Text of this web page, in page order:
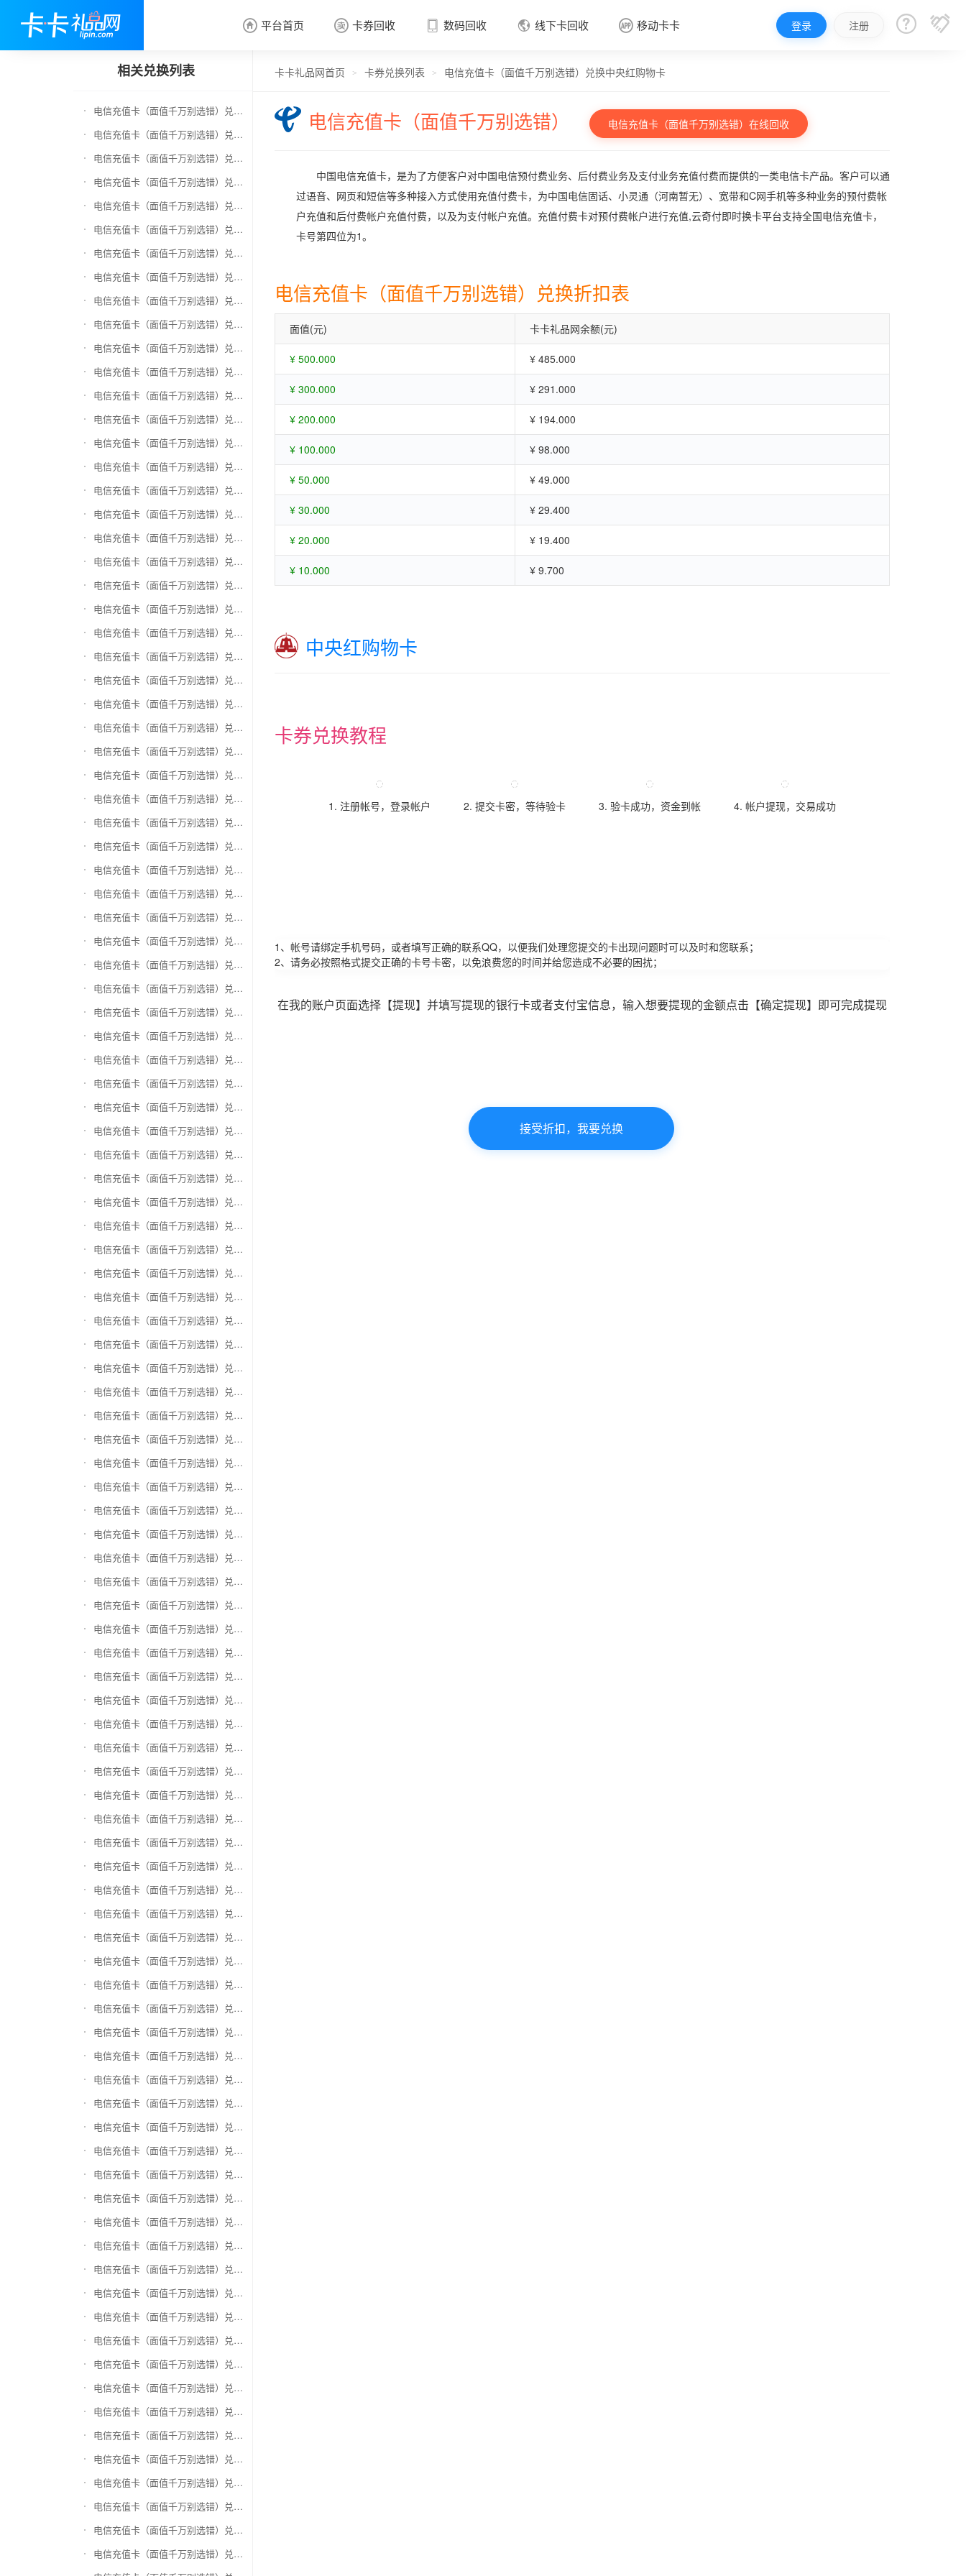
 平台首页  卡券回收
 卡券回收
 数码回收  线下卡回收  移动卡卡 登录 注册  
相关兑换列表
电信充值卡（面值千万别选错）兑换京东E卡
电信充值卡（面值千万别选错）兑换中石化加油卡
电信充值卡（面值千万别选错）兑换移动充值卡（面值千万别选错）
电信充值卡（面值千万别选错）兑换联通充值卡（面值千万别选错）
电信充值卡（面值千万别选错）兑换京东钢镚
电信充值卡（面值千万别选错）兑换中石化加油卡无卡号（面值千万别选错）
电信充值卡（面值千万别选错）兑换中石油全国充值卡
电信充值卡（面值千万别选错）兑换京东领货码
电信充值卡（面值千万别选错）兑换京东超市卡
电信充值卡（面值千万别选错）兑换苏宁易购礼品卡
电信充值卡（面值千万别选错）兑换骏网一卡通
电信充值卡（面值千万别选错）兑换骏网乐充
电信充值卡（面值千万别选错）兑换汇元智付卡
电信充值卡（面值千万别选错）兑换携程任我行
电信充值卡（面值千万别选错）兑换中欣卡(中欣通卡)
电信充值卡（面值千万别选错）兑换盛大一卡通
电信充值卡（面值千万别选错）兑换网易一卡通
电信充值卡（面值千万别选错）兑换天宏一卡通（易冲天宏卡）
电信充值卡（面值千万别选错）兑换巨人一卡通(征途卡)
电信充值卡（面值千万别选错）兑换美团礼品卡
电信充值卡（面值千万别选错）兑换(百联卡)联华ok卡
电信充值卡（面值千万别选错）兑换资和信
电信充值卡（面值千万别选错）兑换沃尔玛购物卡
电信充值卡（面值千万别选错）兑换和信通
电信充值卡（面值千万别选错）兑换拉卡拉沃尔玛
电信充值卡（面值千万别选错）兑换携程任我游
电信充值卡（面值千万别选错）兑换中银通支付(银联购物卡)
电信充值卡（面值千万别选错）兑换瑞祥商联卡
电信充值卡（面值千万别选错）兑换家乐福超市卡
电信充值卡（面值千万别选错）兑换Q币卡
电信充值卡（面值千万别选错）兑换联通积分Q币
电信充值卡（面值千万别选错）兑换完美一卡通
电信充值卡（面值千万别选错）兑换久游一卡通
电信充值卡（面值千万别选错）兑换搜狐一卡通
电信充值卡（面值千万别选错）兑换中国区苹果充值卡
电信充值卡（面值千万别选错）兑换账号内Q币寄售（维护中）
电信充值卡（面值千万别选错）兑换唯品会礼品卡(唯品卡)
电信充值卡（面值千万别选错）兑换万商卡
电信充值卡（面值千万别选错）兑换飞银彩虹卡
电信充值卡（面值千万别选错）兑换天猫超市卡/享淘卡
电信充值卡（面值千万别选错）兑换万里通积分卡
电信充值卡（面值千万别选错）兑换壹钱包(壹卡会)
电信充值卡（面值千万别选错）兑换去哪儿礼品卡
电信充值卡（面值千万别选错）兑换阳光卡(阳光爱车)
电信充值卡（面值千万别选错）兑换华润万家购物卡
电信充值卡（面值千万别选错）兑换华润苏果卡(苏果超市卡)（维护 请暂停提交）
电信充值卡（面值千万别选错）兑换天虹购物卡
电信充值卡（面值千万别选错）兑换盒马生鲜礼品卡
电信充值卡（面值千万别选错）兑换屈臣氏
电信充值卡（面值千万别选错）兑换大润发购物卡
电信充值卡（面值千万别选错）兑换银泰百货银泰卡
电信充值卡（面值千万别选错）兑换物美/美通卡
电信充值卡（面值千万别选错）兑换世纪联华充值卡(杭州联华)
电信充值卡（面值千万别选错）兑换重百世纪卡(重庆百货)
电信充值卡（面值千万别选错）兑换南京中央商场购物卡
电信充值卡（面值千万别选错）兑换银座购物卡（黑卡）
电信充值卡（面值千万别选错）兑换叮咚买菜（限通用礼品卡）
电信充值卡（面值千万别选错）兑换上海家化卡
电信充值卡（面值千万别选错）兑换山东一卡通
电信充值卡（面值千万别选错）兑换大众E卡通
电信充值卡（面值千万别选错）兑换杭州市民卡
电信充值卡（面值千万别选错）兑换驴妈妈礼品卡
电信充值卡（面值千万别选错）兑换永辉超市卡（限实体卡）
电信充值卡（面值千万别选错）兑换中百超市购物卡
电信充值卡（面值千万别选错）兑换爱奇艺会员激活码
电信充值卡（面值千万别选错）兑换腾讯视频会员激活码
电信充值卡（面值千万别选错）兑换优酷会员激活码
电信充值卡（面值千万别选错）兑换搜狐视频
电信充值卡（面值千万别选错）兑换芒果TV
电信充值卡（面值千万别选错）兑换QQ音乐
电信充值卡（面值千万别选错）兑换酷狗音乐
电信充值卡（面值千万别选错）兑换周黑鸭
电信充值卡（面值千万别选错）兑换一号店礼品卡
电信充值卡（面值千万别选错）兑换亚马逊（只要实体卡）
电信充值卡（面值千万别选错）兑换中粮我买网礼品卡
电信充值卡（面值千万别选错）兑换当当礼品卡
电信充值卡（面值千万别选错）兑换国美红券
电信充值卡（面值千万别选错）兑换盛付通卡
电信充值卡（面值千万别选错）兑换付费通
电信充值卡（面值千万别选错）兑换得仕通卡
电信充值卡（面值千万别选错）兑换便利通卡
电信充值卡（面值千万别选错）兑换同程旅游卡
电信充值卡（面值千万别选错）兑换万能消费卡
电信充值卡（面值千万别选错）兑换生活杉德卡
电信充值卡（面值千万别选错）兑换世通卡
电信充值卡（面值千万别选错）兑换商盟卡
电信充值卡（面值千万别选错）兑换赢点生活卡
电信充值卡（面值千万别选错）兑换智惠卡
电信充值卡（面值千万别选错）兑换途牛商旅卡
电信充值卡（面值千万别选错）兑换天天一卡通
电信充值卡（面值千万别选错）兑换(易初)卜蜂莲花礼品卡
电信充值卡（面值千万别选错）兑换神州运通超级卡(运通网购卡)
电信充值卡（面值千万别选错）兑换中石油省卡
电信充值卡（面值千万别选错）兑换必胜客
电信充值卡（面值千万别选错）兑换星巴克
电信充值卡（面值千万别选错）兑换哈根达斯电子券
电信充值卡（面值千万别选错）兑换平安1768欢乐豆
电信充值卡（面值千万别选错）兑换金山一卡通
电信充值卡（面值千万别选错）兑换汉购通
电信充值卡（面值千万别选错）兑换肯德基
电信充值卡（面值千万别选错）兑换CoCo
电信充值卡（面值千万别选错）兑换COSTA
电信充值卡（面值千万别选错）兑换滴滴打车
电信充值卡（面值千万别选错）兑换锦江e卡通(锦江一卡通)
卡卡礼品网首页 > 卡券兑换列表 > 电信充值卡（面值千万别选错）兑换中央红购物卡
电信充值卡（面值千万别选错） 电信充值卡（面值千万别选错）在线回收
中国电信充值卡，是为了方便客户对中国电信预付费业务、后付费业务及支付业务充值付费而提供的一类电信卡产品。客户可以通
过语音、网页和短信等多种接入方式使用充值付费卡，为中国电信固话、小灵通（河南暂无）、宽带和C网手机等多种业务的预付费帐
户充值和后付费帐户充值付费，以及为支付帐户充值。充值付费卡对预付费帐户进行充值,云奇付即时换卡平台支持全国电信充值卡，
卡号第四位为1。
电信充值卡（面值千万别选错）兑换折扣表
面值(元) 卡卡礼品网余额(元)
¥ 500.000 ¥ 485.000
¥ 300.000 ¥ 291.000
¥ 200.000 ¥ 194.000
¥ 100.000 ¥ 98.000
¥ 50.000 ¥ 49.000
¥ 30.000 ¥ 29.400
¥ 20.000 ¥ 19.400
¥ 10.000 ¥ 9.700
中央红购物卡
卡券兑换教程
1. 注册帐号，登录帐户 2. 提交卡密，等待验卡 3. 验卡成功，资金到帐 4. 帐户提现，交易成功
1、帐号请绑定手机号码，或者填写正确的联系QQ，以便我们处理您提交的卡出现问题时可以及时和您联系；
2、请务必按照格式提交正确的卡号卡密，以免浪费您的时间并给您造成不必要的困扰；
在我的账户页面选择【提现】并填写提现的银行卡或者支付宝信息，输入想要提现的金额点击【确定提现】即可完成提现
接受折扣，我要兑换